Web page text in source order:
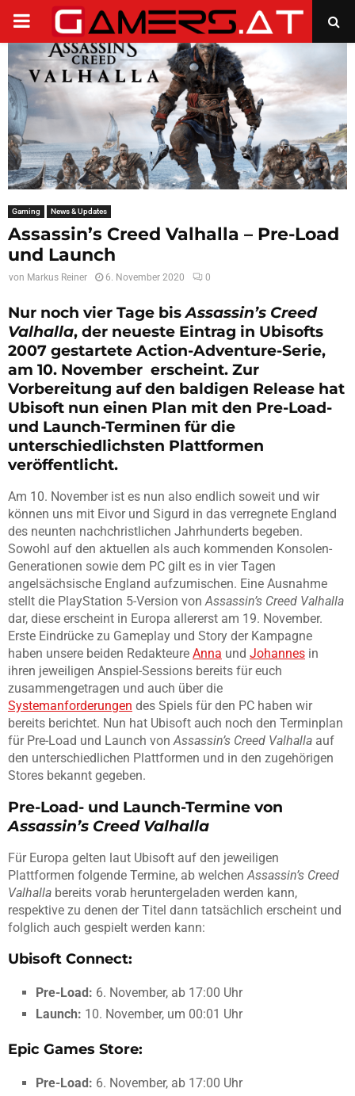
PRIMARY
MENU
Gaming News & Updates
Assassin’s Creed Valhalla – Pre-Load
und Launch
von Markus Reiner 6. November 2020 0
Nur noch vier Tage bisAssassin’s Creed
Valhalla, der neueste Eintrag in Ubisofts
2007 gestartete Action-Adventure-Serie,
am 10. November erscheint. Zur
Vorbereitung auf den baldigen Release hat
Ubisoft nun einen Plan mit den Pre-Load-
und Launch-Terminen für die
unterschiedlichsten Plattformen
veröffentlicht.
Am 10. November ist es nun also endlich soweit und wir
können uns mit Eivor und Sigurd in das verregnete England
des neunten nachchristlichen Jahrhunderts begeben.
Sowohl auf den aktuellen als auch kommenden Konsolen-
Generationen sowie dem PC gilt es in vier Tagen
angelsächsische England aufzumischen. Eine Ausnahme
stellt die PlayStation 5-Version vonAssassin’s Creed Valhalla
dar, diese erscheint in Europa allererst am 19. November.
Erste Eindrücke zu Gameplay und Story der Kampagne
haben unsere beiden Redakteure Anna und Johannes in
ihren jeweiligen Anspiel-Sessions bereits für euch
zusammengetragen und auch über die
Systemanforderungen des Spiels für den PC haben wir
bereits berichtet. Nun hat Ubisoft auch noch den Terminplan
für Pre-Load und Launch vonAssassin’s Creed Valhalla auf
den unterschiedlichen Plattformen und in den zugehörigen
Stores bekannt gegeben.
Pre-Load- und Launch-Termine von
Assassin’s Creed Valhalla
Für Europa gelten laut Ubisoft auf den jeweiligen
Plattformen folgende Termine, ab welchenAssassin’s Creed
Valhalla bereits vorab heruntergeladen werden kann,
respektive zu denen der Titel dann tatsächlich erscheint und
folglich auch gespielt werden kann:
Ubisoft Connect:
Pre-Load: 6. November, ab 17:00 Uhr
Launch: 10. November, um 00:01 Uhr
Epic Games Store:
Pre-Load: 6. November, ab 17:00 Uhr